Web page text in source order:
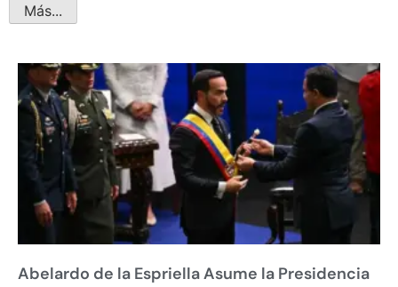
Más...
Abelardo de la Espriella Asume la Presidencia